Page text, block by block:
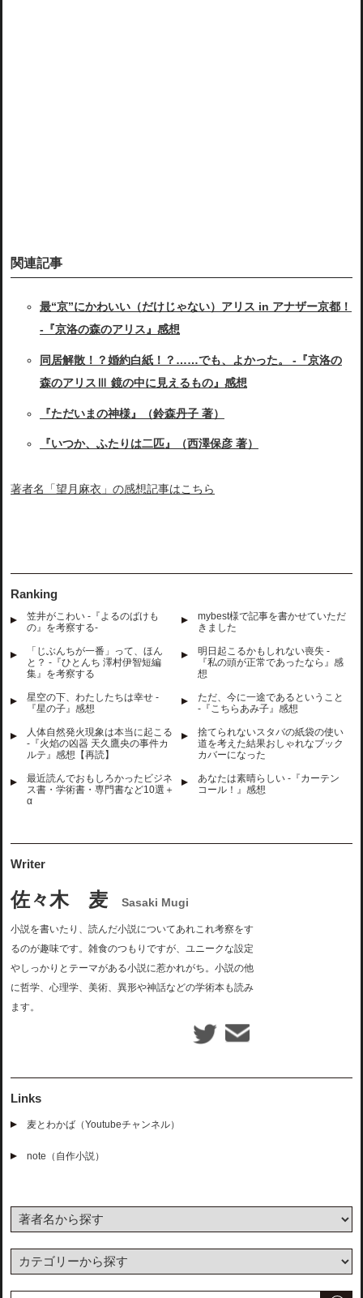
関連記事
最“京”にかわいい（だけじゃない）アリス in アナザー京都！
-『京洛の森のアリス』感想
同居解散！？婚約白紙！？……でも、よかった。 -『京洛の
森のアリスⅢ 鏡の中に見えるもの』感想
『ただいまの神様』（鈴森丹子 著）
『いつか、ふたりは二匹』（西澤保彦 著）
著者名「望月麻衣」の感想記事はこちら
Ranking
笠井がこわい -『よるのばけも
の』を考察する-
mybest様で記事を書かせていただ
きました
「じぶんちが一番」って、ほん
と？ -『ひとんち 澤村伊智短編
集』を考察する
明日起こるかもしれない喪失 -
『私の頭が正常であったなら』感
想
星空の下、わたしたちは幸せ -
『星の子』感想
ただ、今に一途であるということ
-『こちらあみ子』感想
人体自然発火現象は本当に起こる
-『火焰の凶器 天久鷹央の事件カ
ルテ』感想【再読】
捨てられないスタバの紙袋の使い
道を考えた結果おしゃれなブック
カバーになった
最近読んでおもしろかったビジネ
ス書・学術書・専門書など10選＋
α
あなたは素晴らしい -『カーテン
コール！』感想
Writer
佐々木 麦 Sasaki Mugi
小説を書いたり、読んだ小説についてあれこれ考察をす
るのが趣味です。雑食のつもりですが、ユニークな設定
やしっかりとテーマがある小説に惹かれがち。小説の他
に哲学、心理学、美術、異形や神話などの学術本も読み
ます。
Links
麦とわかば（Youtubeチャンネル）
note（自作小説）